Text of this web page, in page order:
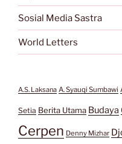
Sosial Media Sastra
World Letters
A.S. Laksana A. Syauqi Sumbawi
Setia Berita Utama Budaya
Cerpen Denny Mizhar